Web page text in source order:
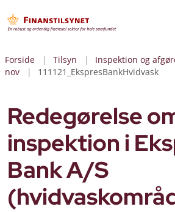
Forside Tilsyn Inspektion og
nov
111121_EkspresBankHvidvask
Redegørelse
inspektion i
Bank A/S